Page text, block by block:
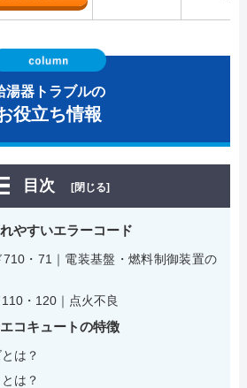
湯器トラブルの
役立ち情報
目次 [閉じる]
やすいエラーコード
710・71｜電装基盤・燃料制御装置の
・120｜点火不良
コキュートの特徴
は？
は？